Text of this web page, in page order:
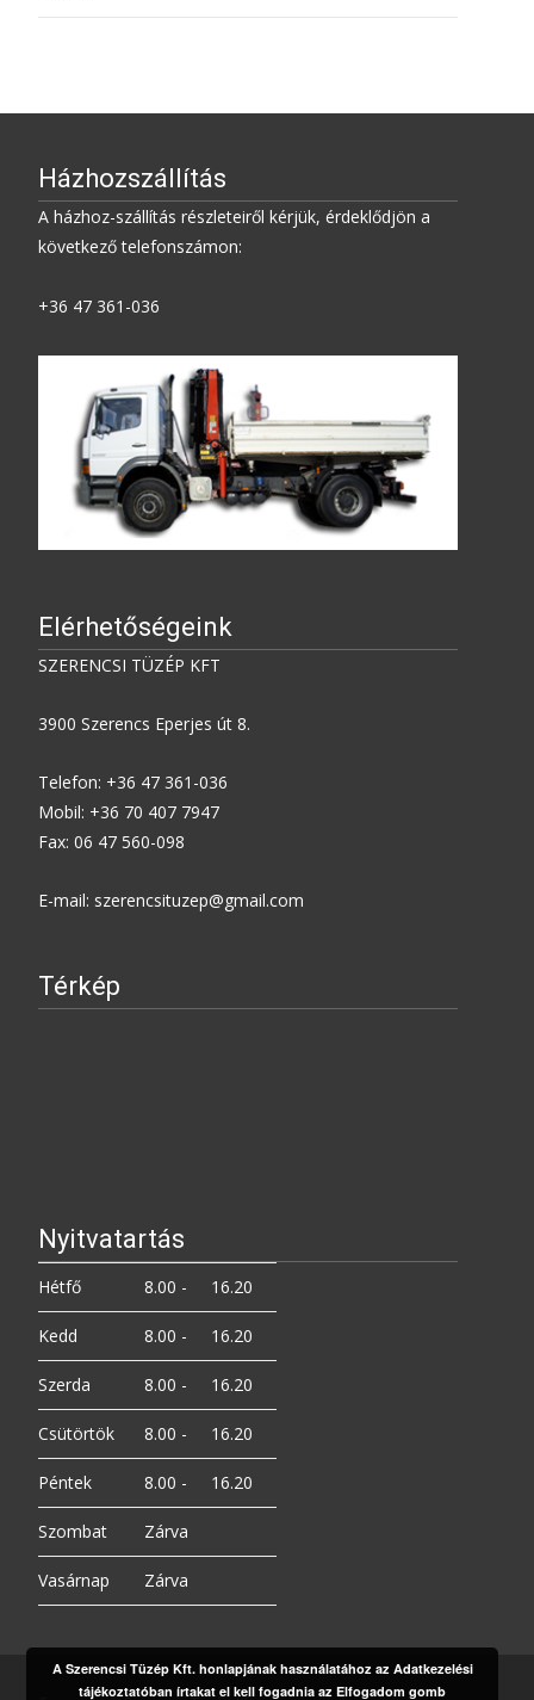
Házhozszállítás
A házhoz-szállítás részleteiről kérjük, érdeklődjön a
következő telefonszámon:
+36 47 361-036
Elérhetőségeink
SZERENCSI TÜZÉP KFT
3900 Szerencs Eperjes út 8.
Telefon: +36 47 361-036
Mobil: +36 70 407 7947
Fax: 06 47 560-098
E-mail: szerencsituzep@gmail.com
Térkép
Nyitvatartás
Hétfő 8.00 - 16.20
Kedd 8.00 - 16.20
Szerda 8.00 - 16.20
Csütörtök 8.00 - 16.20
Péntek 8.00 - 16.20
Szombat Zárva
Vasárnap Zárva
A Szerencsi Tüzép Kft. honlapjának használatához az Adatkezelési
tájékoztatóban írtakat el kell fogadnia az Elfogadom gomb